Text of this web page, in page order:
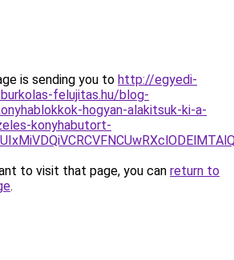
is sending you to http://egyedi-
felujitas.hu/blog-
hogyan-alakitsuk-ki-a-
konyhabutort-
to visit that page, you can return to
.